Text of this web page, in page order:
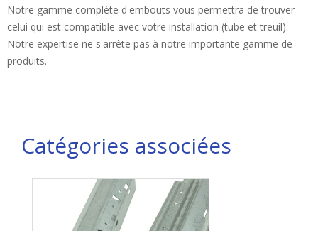
Notre gamme complète d'embouts vous permettra de trouver
celui qui est compatible avec votre installation (tube et treuil).
Notre expertise ne s'arrête pas à notre importante gamme de
produits.
Catégories associées